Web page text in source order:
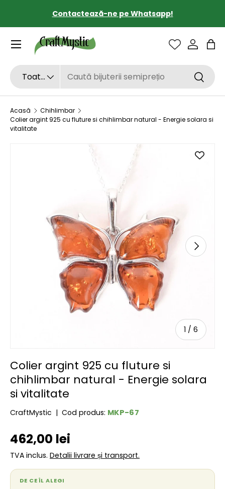
SARI LA CONȚINUT
Contactează-ne pe Whatsapp!
Căutare
Tipul de produs
Toate
Sac
Acasă
Chihlimbar
Colier argint 925 cu fluture si chihlimbar natural - Energie solara si
vitalitate
SARI LA INFORMAȚIILE DESPRE PRODUS
1 / de
6
Colier argint 925 cu fluture si
chihlimbar natural - Energie solara
si vitalitate
CraftMystic | Cod produs: MKP-67
Preț obișnuit
462,00 lei
TVA inclus. Detalii livrare și transport.
DE CE ÎL ALEGI